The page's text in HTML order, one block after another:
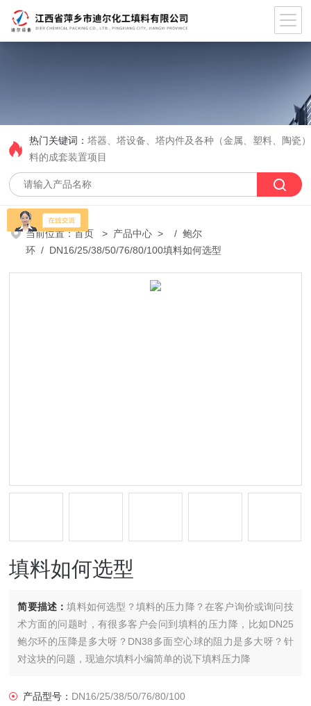
热门关键词：塔器、塔设备、塔内件及各种（金属、塑料、陶瓷
料的成套装置项目
当前位置：首页 > 产品中心 > /鲍尔
环 / DN16/25/38/50/76/80/100填料如何选型
填料如何选型
简要描述：填料如何选型？填料的压力降？在客户询价或询问技
术方面的问题时，有很多客户会问到填料的压力降，比如DN25
鲍尔环的压降是多大呀？DN38多面空心球的阻力是多大呀？针
对这块的问题，现迪尔填料小编简单的说下填料压力降
产品型号： DN16/25/38/50/76/80/100